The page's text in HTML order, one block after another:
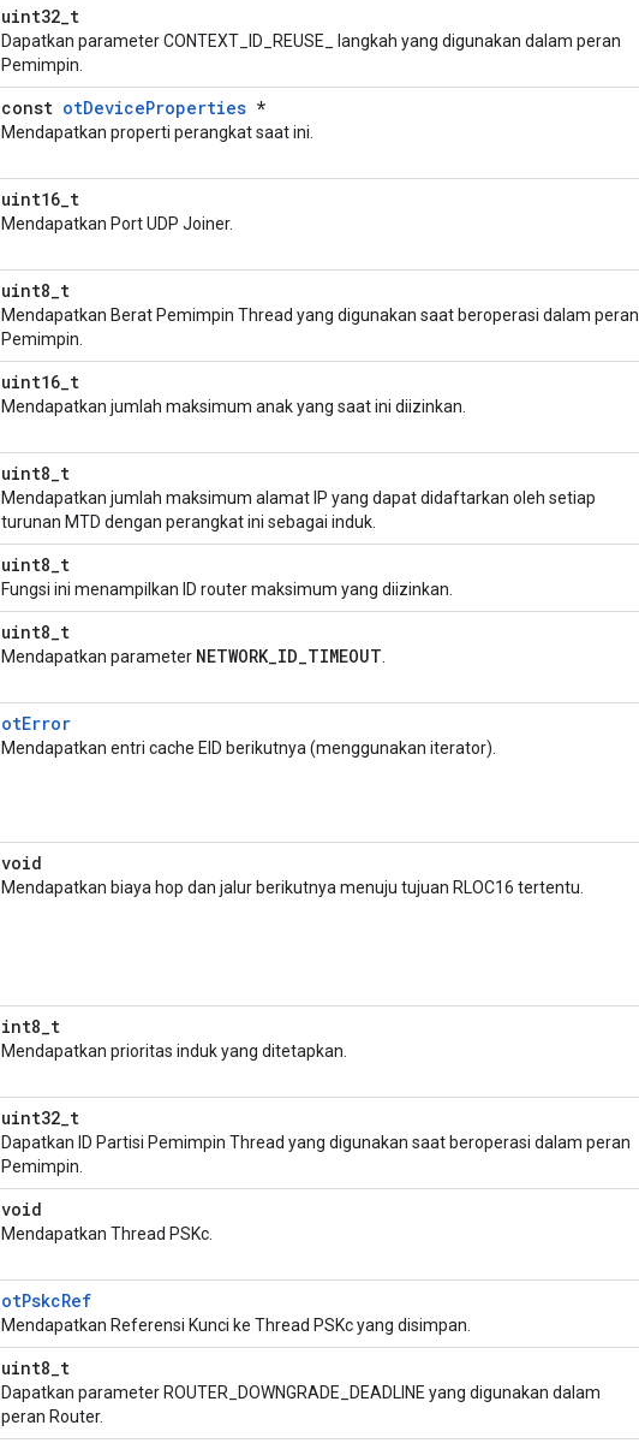
uint32_t
Dapatkan parameter CONTEXT_ID_REUSE_ langkah yang digunakan dalam peran
Pemimpin.
const otDeviceProperties *
Mendapatkan properti perangkat saat ini.
uint16_t
Mendapatkan Port UDP Joiner.
uint8_t
Mendapatkan Berat Pemimpin Thread yang digunakan saat beroperasi dalam peran
Pemimpin.
uint16_t
Mendapatkan jumlah maksimum anak yang saat ini diizinkan.
uint8_t
Mendapatkan jumlah maksimum alamat IP yang dapat didaftarkan oleh setiap
turunan MTD dengan perangkat ini sebagai induk.
uint8_t
Fungsi ini menampilkan ID router maksimum yang diizinkan.
uint8_t
Mendapatkan parameter NETWORK_ID_TIMEOUT
otError
Mendapatkan entri cache EID berikutnya (menggunakan iterator).
void
Mendapatkan biaya hop dan jalur berikutnya menuju tujuan RLOC16 tertentu.
int8_t
Mendapatkan prioritas induk yang ditetapkan.
uint32_t
Dapatkan ID Partisi Pemimpin Thread yang digunakan saat beroperasi dalam peran
Pemimpin.
void
Mendapatkan Thread PSKc.
otPskcRef
Mendapatkan Referensi Kunci ke Thread PSKc yang disimpan.
uint8_t
Dapatkan parameter ROUTER_DOWNGRADE_DEADLINE yang digunakan dalam
peran Router.